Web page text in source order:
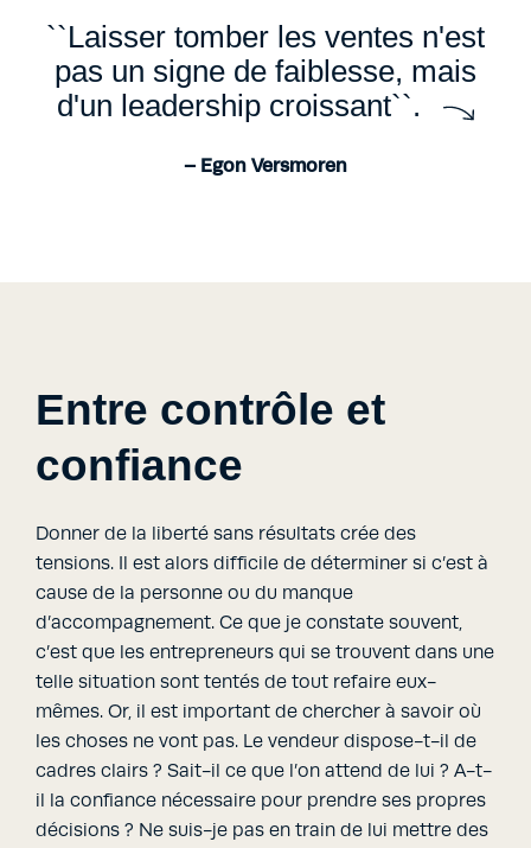
``Laisser tomber les ventes n'est
pas un signe de faiblesse, mais
d'un leadership croissant``.
– Egon Versmoren
Entre contrôle et
confiance
Donner de la liberté sans résultats crée des
tensions. Il est alors difficile de déterminer si c’est à
cause de la personne ou du manque
d’accompagnement. Ce que je constate souvent,
c’est que les entrepreneurs qui se trouvent dans une
telle situation sont tentés de tout refaire eux-
mêmes. Or, il est important de chercher à savoir où
les choses ne vont pas. Le vendeur dispose-t-il de
cadres clairs ? Sait-il ce que l’on attend de lui ? A-t-
il la confiance nécessaire pour prendre ses propres
décisions ? Ne suis-je pas en train de lui mettre des